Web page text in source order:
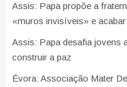
Assis: Papa propõe a
«muros invisíveis» e
Assis: Papa desafia jovens
construir a paz
Évora: Associação Mater